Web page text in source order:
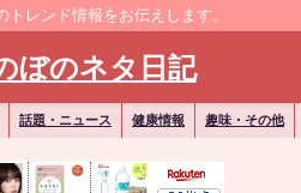
トレンド情報をお伝えします。
ぼのネタ日記
話題・ニュース 健康情報 趣味・その他